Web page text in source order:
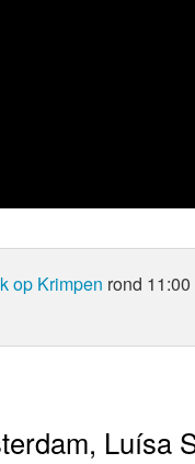
op Krimpen rond
Luísa